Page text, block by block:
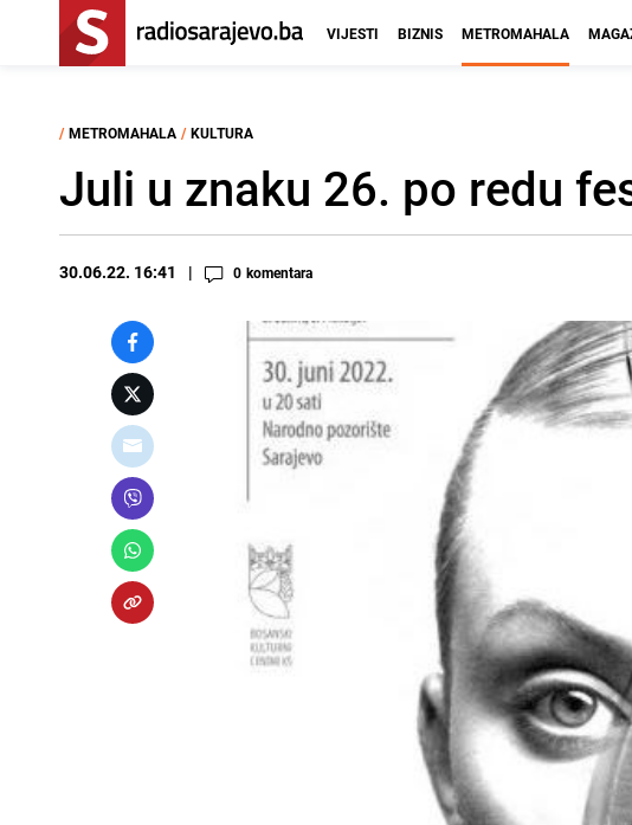
VIJESTI BIZNIS METROMAHALA
/ METROMAHALA / KULTURA
Juli u znaku 26. po redu
30.06.22. 16:41 0 komentara